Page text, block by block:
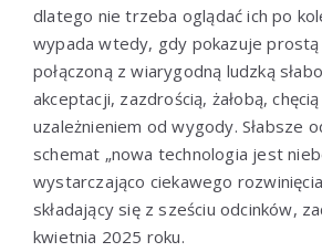
dlatego nie trzeba oglądać ich po
wypada wtedy, gdy pokazuje
połączoną z wiarygodną ludzką
akceptacji, zazdrością, żałobą,
uzależnieniem od wygody. Słabsze
schemat „nowa technologia jest
wystarczająco ciekawego
składający się z sześciu odcinków,
kwietnia 2025 roku.